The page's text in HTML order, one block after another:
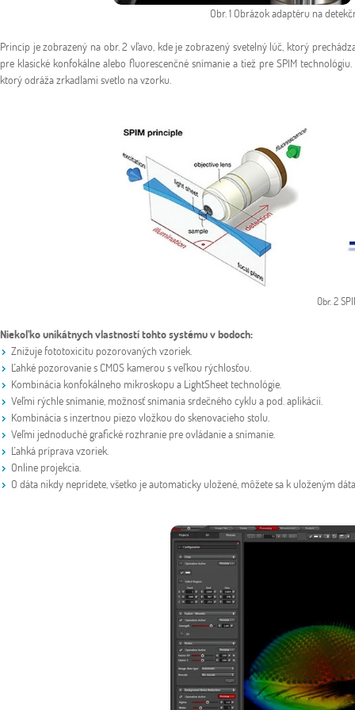
Obr. 1 Obrázok adaptéru na
Princíp je zobrazený na obr. 2 vľavo, kde je zobrazený svetelný lúč, ktorý
pre klasické konfokálne alebo fluorescenčné snímanie a tiež pre SPIM
ktorý odráža zrkadlami svetlo na vzorku.
Obr. 2
Niekoľko unikátnych vlastností tohto systému v bodoch:
Znižuje fototoxicitu pozorovaných vzoriek.
Ľahké pozorovanie s CMOS kamerou s veľkou rýchlosťou.
Kombinácia konfokálneho mikroskopu a LightSheet technológie.
Veľmi rýchle snímanie, možnosť snímania srdečného cyklu a pod. aplikácií.
Kombinácia s inzertnou piezo vložkou do skenovacieho stolu.
Veľmi jednoduché grafické rozhranie pre ovládanie a snímanie.
Ľahká príprava vzoriek.
Online projekcia.
O dáta nikdy neprídete, všetko je automaticky uložené, môžete sa k uloženým